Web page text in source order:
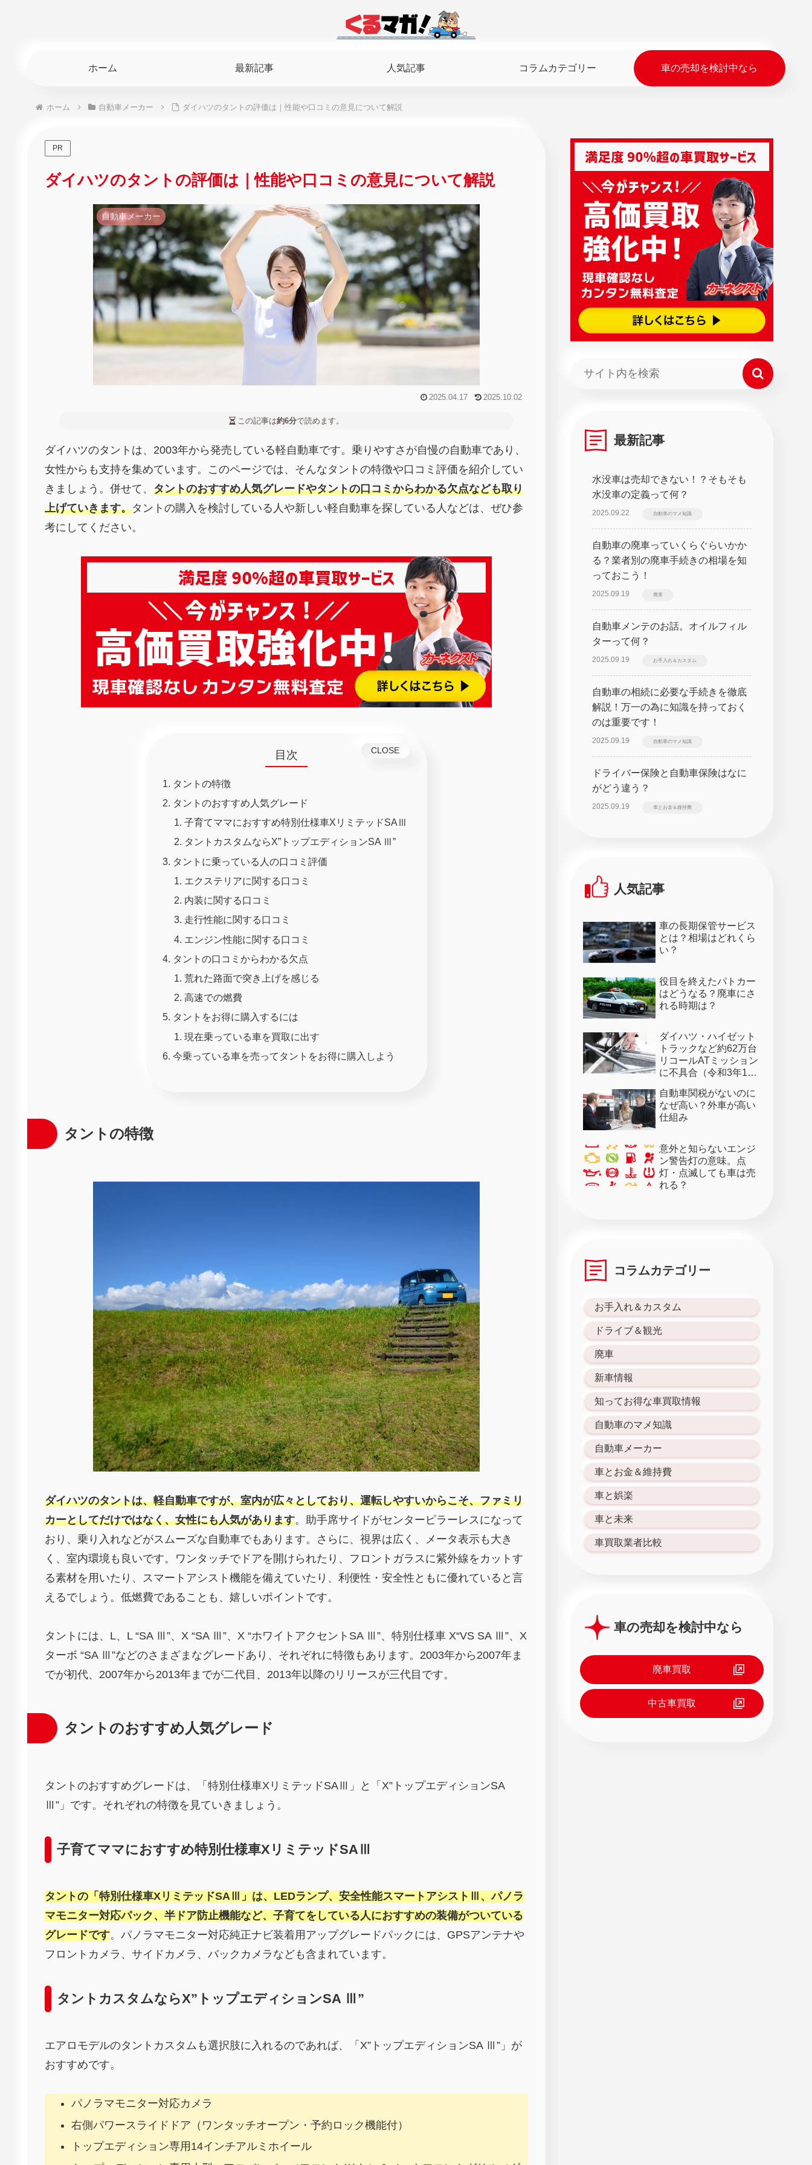
ホーム 最新記事 人気記事 コラムカテゴリー 車の売却を検討中なら
ホーム 自動車メーカー ダイハツのタントの評価は｜性能や口コミの意見について解説
PR
ダイハツのタントの評価は｜性能や口コミの意見について解説
自動車メーカー
2025.04.17 2025.10.02
この記事は約6分で読めます。
ダイハツのタントは、2003年から発売している軽自動車です。乗りやすさが自慢の自動車であり、
女性からも支持を集めています。このページでは、そんなタントの特徴や口コミ評価を紹介してい
きましょう。併せて、 タントのおすすめ人気グレードやタントの口コミからわかる欠点なども取り
上げていきます。タントの購入を検討している人や新しい軽自動車を探している人などは、ぜひ参
考にしてください。
目次
タントの特徴
タントのおすすめ人気グレード
子育てママにおすすめ特別仕様車XリミテッドSAⅢ
タントカスタムならX”トップエディションSA Ⅲ”
タントに乗っている人の口コミ評価
エクステリアに関する口コミ
内装に関する口コミ
走行性能に関する口コミ
エンジン性能に関する口コミ
タントの口コミからわかる欠点
荒れた路面で突き上げを感じる
高速での燃費
タントをお得に購入するには
現在乗っている車を買取に出す
今乗っている車を売ってタントをお得に購入しよう
タントの特徴
ダイハツのタントは、軽自動車ですが、室内が広々としており、運転しやすいからこそ、ファミリ
カーとしてだけではなく、女性にも人気があります。助手席サイドがセンターピラーレスになって
おり、乗り入れなどがスムーズな自動車でもあります。さらに、視界は広く、メータ表示も大き
く、室内環境も良いです。ワンタッチでドアを開けられたり、フロントガラスに紫外線をカットす
る素材を用いたり、スマートアシスト機能を備えていたり、利便性・安全性ともに優れていると言
えるでしょう。低燃費であることも、嬉しいポイントです。
タントには、L、L “SA Ⅲ”、X “SA Ⅲ”、X “ホワイトアクセントSA Ⅲ”、特別仕様車 X“VS SA Ⅲ”、X
ターボ “SA Ⅲ”などのさまざまなグレードあり、それぞれに特徴もあります。2003年から2007年ま
でが初代、2007年から2013年までが二代目、2013年以降のリリースが三代目です。
タントのおすすめ人気グレード
タントのおすすめグレードは、「特別仕様車XリミテッドSAⅢ」と「X”トップエディションSA
Ⅲ”」です。それぞれの特徴を見ていきましょう。
子育てママにおすすめ特別仕様車XリミテッドSAⅢ
タントの「特別仕様車XリミテッドSAⅢ」は、LEDランプ、安全性能スマートアシストⅢ、パノラ
マモニター対応パック、半ドア防止機能など、子育てをしている人におすすめの装備がついている
グレードです。パノラマモニター対応純正ナビ装着用アップグレードパックには、GPSアンテナや
フロントカメラ、サイドカメラ、バックカメラなども含まれています。
タントカスタムならX”トップエディションSA Ⅲ”
エアロモデルのタントカスタムも選択肢に入れるのであれば、「X”トップエディションSA Ⅲ”」が
おすすめです。
パノラマモニター対応カメラ
右側パワースライドドア（ワンタッチオープン・予約ロック機能付）
トップエディション専用14インチアルミホイール
最新記事
水没車は売却できない！？そもそも
水没車の定義って何？
2025.09.22 自動車のマメ知識
自動車の廃車っていくらぐらいかか
る？業者別の廃車手続きの相場を知
っておこう！
2025.09.19 廃車
自動車メンテのお話。オイルフィル
ターって何？
2025.09.19 お手入れ＆カスタム
自動車の相続に必要な手続きを徹底
解説！万一の為に知識を持っておく
のは重要です！
2025.09.19 自動車のマメ知識
ドライバー保険と自動車保険はなに
がどう違う？
2025.09.19 車とお金＆維持費
人気記事
車の長期保管サービス
とは？相場はどれくら
い？
役目を終えたパトカー
はどうなる？廃車にさ
れる時期は？
ダイハツ・ハイゼット
トラックなど約62万台
リコールATミッション
に不具合（令和3年1月
自動車関税がないのに
なぜ高い？外車が高い
仕組み
意外と知らないエンジ
ン警告灯の意味。点
灯・点滅しても車は売
れる？
コラムカテゴリー
お手入れ＆カスタム
ドライブ＆観光
廃車
新車情報
知ってお得な車買取情報
自動車のマメ知識
自動車メーカー
車とお金＆維持費
車と娯楽
車と未来
車買取業者比較
車の売却を検討中なら
廃車買取
中古車買取